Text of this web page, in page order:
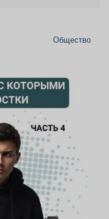
Общество